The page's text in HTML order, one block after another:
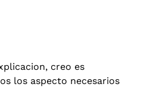
creo es
los aspecto necesarios